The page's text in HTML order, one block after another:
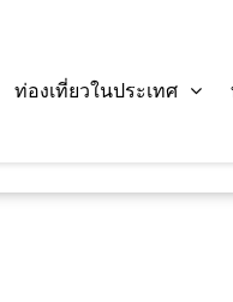
ท่องเที่ยวในประเทศ